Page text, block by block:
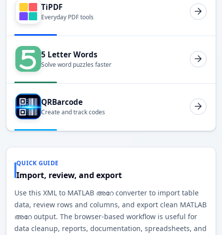
TiPDF
Everyday PDF tools
5 Letter Words
Solve word puzzles faster
QRBarcode
Create and track codes
QUICK GUIDE
Import, review, and export
Use this XML to MATLAB അറേ converter to import table
data, review rows and columns, and export clean MATLAB
അറേ output. The browser-based workflow is useful for
data cleanup, reports, documentation, spreadsheets, and